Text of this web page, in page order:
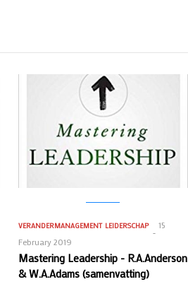
VERANDERMANAGEMENT LEIDERSCHAP
15
February 2019
Mastering Leadership - R.A.Anderson
& W.A.Adams (samenvatting)